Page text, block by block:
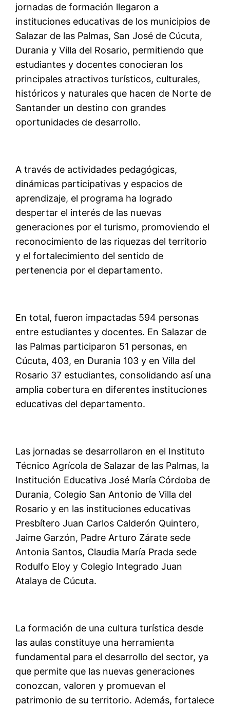
jornadas de formación llegaron a
instituciones educativas de los municipios de
Salazar de las Palmas, San José de Cúcuta,
Durania y Villa del Rosario, permitiendo que
estudiantes y docentes conocieran los
principales atractivos turísticos, culturales,
históricos y naturales que hacen de Norte de
Santander un destino con grandes
oportunidades de desarrollo.
A través de actividades pedagógicas,
dinámicas participativas y espacios de
aprendizaje, el programa ha logrado
despertar el interés de las nuevas
generaciones por el turismo, promoviendo el
reconocimiento de las riquezas del territorio
y el fortalecimiento del sentido de
pertenencia por el departamento.
En total, fueron impactadas 594 personas
entre estudiantes y docentes. En Salazar de
las Palmas participaron 51 personas, en
Cúcuta, 403, en Durania 103 y en Villa del
Rosario 37 estudiantes, consolidando así una
amplia cobertura en diferentes instituciones
educativas del departamento.
Las jornadas se desarrollaron en el Instituto
Técnico Agrícola de Salazar de las Palmas, la
Institución Educativa José María Córdoba de
Durania, Colegio San Antonio de Villa del
Rosario y en las instituciones educativas
Presbítero Juan Carlos Calderón Quintero,
Jaime Garzón, Padre Arturo Zárate sede
Antonia Santos, Claudia María Prada sede
Rodulfo Eloy y Colegio Integrado Juan
Atalaya de Cúcuta.
La formación de una cultura turística desde
las aulas constituye una herramienta
fundamental para el desarrollo del sector, ya
que permite que las nuevas generaciones
conozcan, valoren y promuevan el
patrimonio de su territorio. Además, fortalece